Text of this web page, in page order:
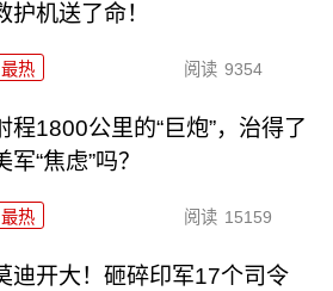
护机送了命！
最热 阅读 9354
程1800公里的“巨炮”，治得了
军“焦虑”吗？
最热 阅读 15159
迪开大！砸碎印军17个司令